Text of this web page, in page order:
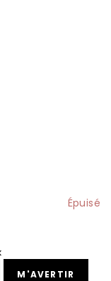
Épuisé
M'AVERTIR